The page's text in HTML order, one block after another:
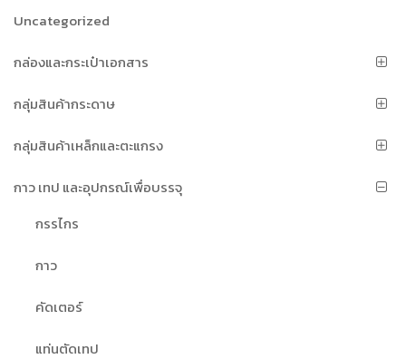
Uncategorized
กล่องและกระเป๋าเอกสาร
กลุ่มสินค้ากระดาษ
กลุ่มสินค้าเหล็กและตะแกรง
กาว เทป และอุปกรณ์เพื่อบรรจุ
กรรไกร
กาว
คัดเตอร์
แท่นตัดเทป